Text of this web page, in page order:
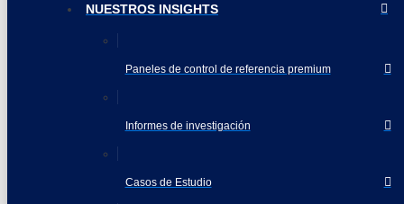
NUESTROS INSIGHTS
Paneles de control de referencia premium
Informes de investigación
Casos de Estudio